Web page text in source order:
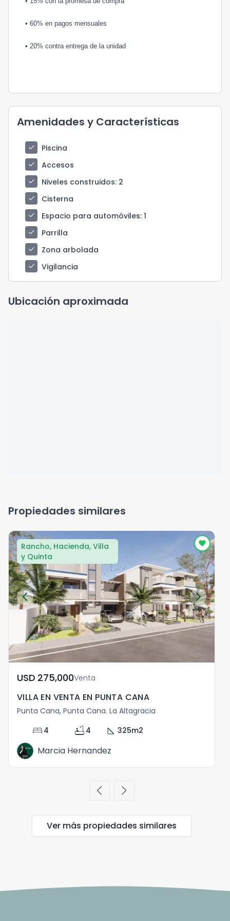
• 60% en pagos mensuales
• 20% contra entrega de la unidad
Amenidades y Características
check
Piscina
check
Accesos
check
Niveles construidos: 2
check
Cisterna
check
Espacio para automóviles: 1
check
Parrilla
check
Zona arbolada
check
Vigilancia
Ubicación aproximada
Propiedades similares
Rancho, Hacienda, Villa
y Quinta
USD	275,000Venta
VILLA EN VENTA EN PUNTA CANA
Punta Cana, Punta Cana. La Altagracia
bed 4 bathtub 4 square_foot 325m2
Marcia Hernandez
chevron_left chevron_right
Ver más propiedades similares